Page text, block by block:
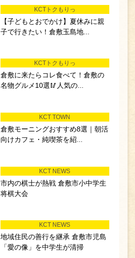
KCTトクもりっ
【子どもとおでかけ】夏休みに親
子で行きたい！倉敷玉島地...
KCTトクもりっ
倉敷に来たらコレ食べて！倉敷の
名物グルメ10選🥢人気の...
KCT TOWN
倉敷モーニングおすすめ8選｜朝活
向けカフェ・純喫茶を紹...
KCT NEWS
市内の棋士が熱戦 倉敷市小中学生
将棋大会
KCT NEWS
地域住民の善行を継承 倉敷市児島
「愛の像」を中学生が清掃